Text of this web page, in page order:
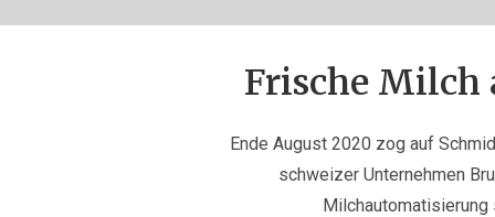
Frische Milch
Ende August 2020 zog auf
schweizer Unternehmen